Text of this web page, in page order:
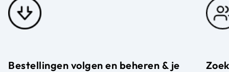
Bestellingen volgen en beheren & je